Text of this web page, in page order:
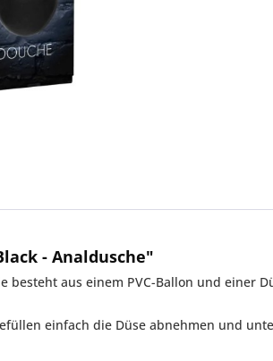
- Analdusche"
besteht aus einem PVC-Ballon und einer
einfach die Düse abnehmen und